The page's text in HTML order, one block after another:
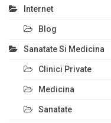
Internet
Blog
Sanatate Si Medicina
Clinici Private
Medicina
Sanatate